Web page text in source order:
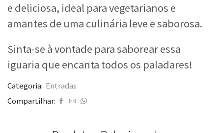
e deliciosa, ideal para vegetarianos e
amantes de uma culinária leve e saborosa.
Sinta-se à vontade para saborear essa
iguaria que encanta todos os paladares!
Categoria: Entradas
Compartilhar: